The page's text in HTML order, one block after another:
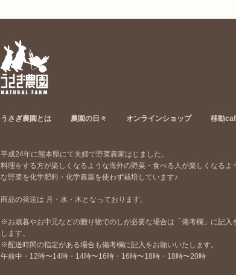
うさぎ農園とは 農園の日々 オンラインショップ 移動
平成24年に熊本県にて夫婦で野菜農家はじました。
料理をする方が楽しくなるような海外の野菜・食べる人が楽しくなるよ
な野菜を化学肥料・化学農薬を使わず栽培しています♪
商品の発送は 月・水・木となっております。
※お歳暮やお中元などの贈り物でのしが必要な場合は「備考欄」に記入
します。
※配送時間の指定がある場合も備考欄に記入をお願いいたします。
午前中・12時〜14時・14時〜16時・16時〜18時・18時〜20時